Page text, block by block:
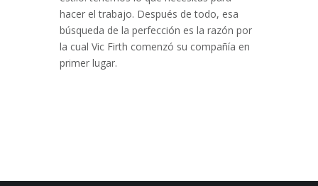
hacer el trabajo. Después de todo, esa
búsqueda de la perfección es la razón por
la cual Vic Firth comenzó su compañía en
primer lugar.